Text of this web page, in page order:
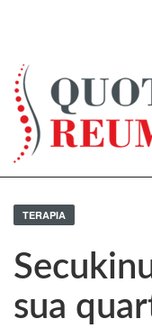
TERAPIA
sua